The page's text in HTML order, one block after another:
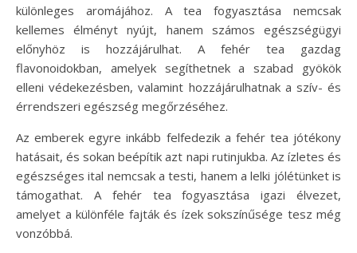
különleges aromájához. A tea fogyasztása nemcsak
kellemes élményt nyújt, hanem számos egészségügyi
előnyhöz is hozzájárulhat. A fehér tea gazdag
flavonoidokban, amelyek segíthetnek a szabad gyökök
elleni védekezésben, valamint hozzájárulhatnak a szív- és
érrendszeri egészség megőrzéséhez.
Az emberek egyre inkább felfedezik a fehér tea jótékony
hatásait, és sokan beépítik azt napi rutinjukba. Az ízletes és
egészséges ital nemcsak a testi, hanem a lelki jólétünket is
támogathat. A fehér tea fogyasztása igazi élvezet,
amelyet a különféle fajták és ízek sokszínűsége tesz még
vonzóbbá.